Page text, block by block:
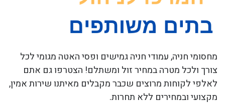
מחסומי חניה, עמודי חניה גמישים ופסי האטה מגומי לכל
צורך ולכל מטרה במחיר זול ומשתלם! הצטרפו גם אתם
לאלפי לקוחות מרוצים שכבר מקבלים מאיתנו שירות אמין,
מקצועי ובמחירים ללא תחרות.